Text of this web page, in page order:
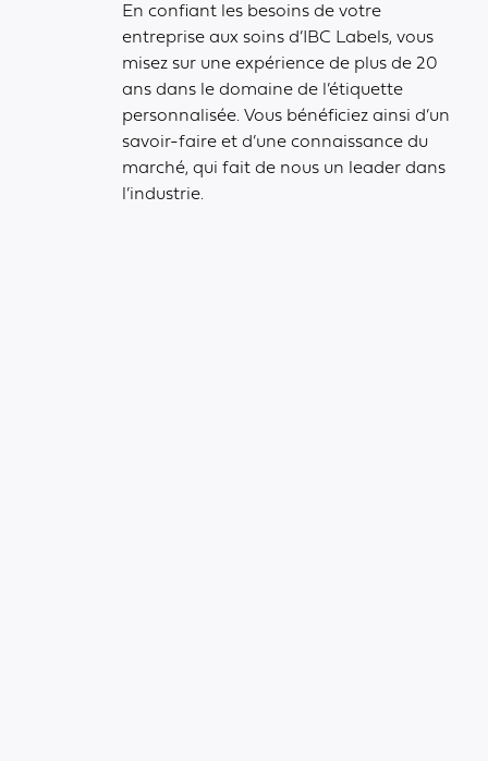
En confiant les besoins de votre
entreprise aux soins d’IBC Labels, vous
misez sur une expérience de plus de 20
ans dans le domaine de l’étiquette
personnalisée. Vous bénéficiez ainsi d’un
savoir-faire et d’une connaissance du
marché, qui fait de nous un leader dans
l’industrie.